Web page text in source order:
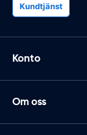
Kundtjänst
Konto
Om oss